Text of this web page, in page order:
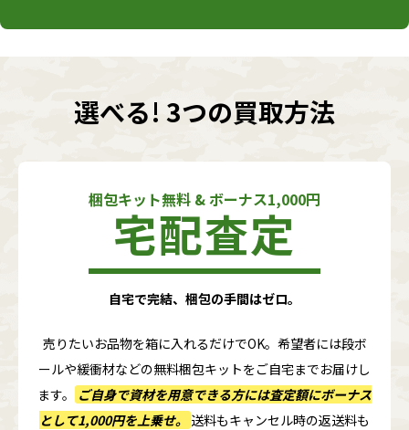
選べる! 3つの買取方法
梱包キット無料 & ボーナス1,000円
宅配査定
自宅で完結、梱包の手間はゼロ。
売りたいお品物を箱に入れるだけでOK。希望者には段ボ
ールや緩衝材などの無料梱包キットをご自宅までお届けし
ます。
ご自身で資材を用意できる方には査定額にボーナス
として1,000円を上乗せ。 送料もキャンセル時の返送料も